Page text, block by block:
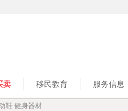
卖 移民教育 服务信息
鞋 健身器材